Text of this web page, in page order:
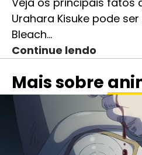
Urahara Kisuke pode
Bleach…
Continue lendo
Mais sobre